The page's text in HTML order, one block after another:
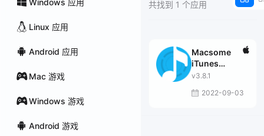
Windows 应用
Linux 应用
Android 应用
Mac 游戏
Windows 游戏
Android 游戏
共找到 1 个应用
Macsome
iTunes
Converter
v3.8.1
2022-09-03